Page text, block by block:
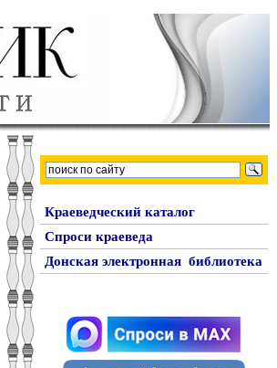
Краеведческий каталог
Спроси краеведа
Донская электронная библиотека